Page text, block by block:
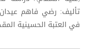
في العتبة الحسينية